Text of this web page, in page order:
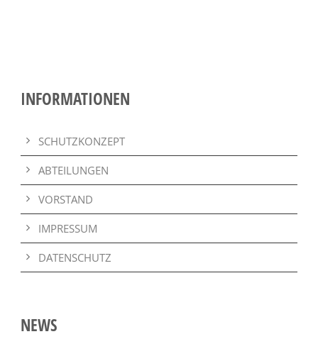
INFORMATIONEN
SCHUTZKONZEPT
ABTEILUNGEN
VORSTAND
IMPRESSUM
DATENSCHUTZ
NEWS